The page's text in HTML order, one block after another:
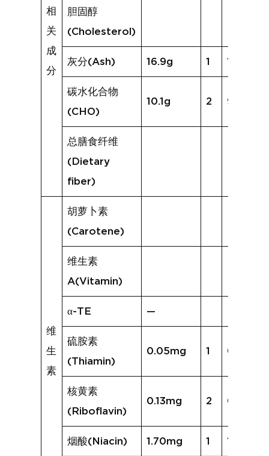
相
关
成
分
胆固醇
(Cholesterol)
灰分(Ash) 16.9g 1 15.8g
碳水化合物
(CHO)
10.1g 2 9.5g
总膳食纤维
(Dietary
fiber)
维
生
素
胡萝卜素
(Carotene)
维生素
A(Vitamin)
α-TE —
硫胺素
(Thiamin)
0.05mg 1 0.03mg
核黄素
(Riboflavin)
0.13mg 2 0.12mg
烟酸(Niacin) 1.70mg 1 1.40mg